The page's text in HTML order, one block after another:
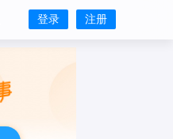
登录 注册